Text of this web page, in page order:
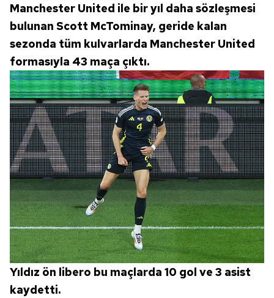
Manchester United ile bir yıl daha sözleşmesi
bulunan Scott McTominay, geride kalan
sezonda tüm kulvarlarda Manchester United
formasıyla 43 maça çıktı.
Yıldız ön libero bu maçlarda 10 gol ve 3 asist
kaydetti.